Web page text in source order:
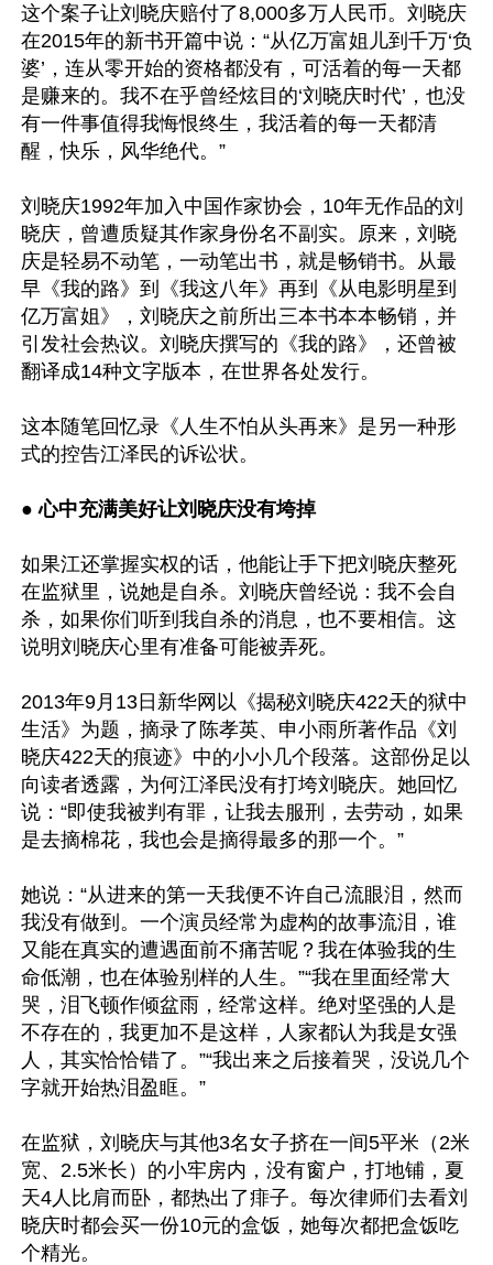
这个案子让刘晓庆赔付了8,000多万人民币。刘晓庆
在2015年的新书开篇中说：“从亿万富姐儿到千万‘负
婆’，连从零开始的资格都没有，可活着的每一天都
是赚来的。我不在乎曾经炫目的‘刘晓庆时代’，也没
有一件事值得我悔恨终生，我活着的每一天都清
醒，快乐，风华绝代。”
刘晓庆1992年加入中国作家协会，10年无作品的刘
晓庆，曾遭质疑其作家身份名不副实。原来，刘晓
庆是轻易不动笔，一动笔出书，就是畅销书。从最
早《我的路》到《我这八年》再到《从电影明星到
亿万富姐》，刘晓庆之前所出三本书本本畅销，并
引发社会热议。刘晓庆撰写的《我的路》，还曾被
翻译成14种文字版本，在世界各处发行。
这本随笔回忆录《人生不怕从头再来》是另一种形
式的控告江泽民的诉讼状。
● 心中充满美好让刘晓庆没有垮掉
如果江还掌握实权的话，他能让手下把刘晓庆整死
在监狱里，说她是自杀。刘晓庆曾经说：我不会自
杀，如果你们听到我自杀的消息，也不要相信。这
说明刘晓庆心里有准备可能被弄死。
2013年9月13日新华网以《揭秘刘晓庆422天的狱中
生活》为题，摘录了陈孝英、申小雨所著作品《刘
晓庆422天的痕迹》中的小小几个段落。这部份足以
向读者透露，为何江泽民没有打垮刘晓庆。她回忆
说：“即使我被判有罪，让我去服刑，去劳动，如果
是去摘棉花，我也会是摘得最多的那一个。”
她说：“从进来的第一天我便不许自己流眼泪，然而
我没有做到。一个演员经常为虚构的故事流泪，谁
又能在真实的遭遇面前不痛苦呢？我在体验我的生
命低潮，也在体验别样的人生。”“我在里面经常大
哭，泪飞顿作倾盆雨，经常这样。绝对坚强的人是
不存在的，我更加不是这样，人家都认为我是女强
人，其实恰恰错了。”“我出来之后接着哭，没说几个
字就开始热泪盈眶。”
在监狱，刘晓庆与其他3名女子挤在一间5平米（2米
宽、2.5米长）的小牢房内，没有窗户，打地铺，夏
天4人比肩而卧，都热出了痱子。每次律师们去看刘
晓庆时都会买一份10元的盒饭，她每次都把盒饭吃
个精光。